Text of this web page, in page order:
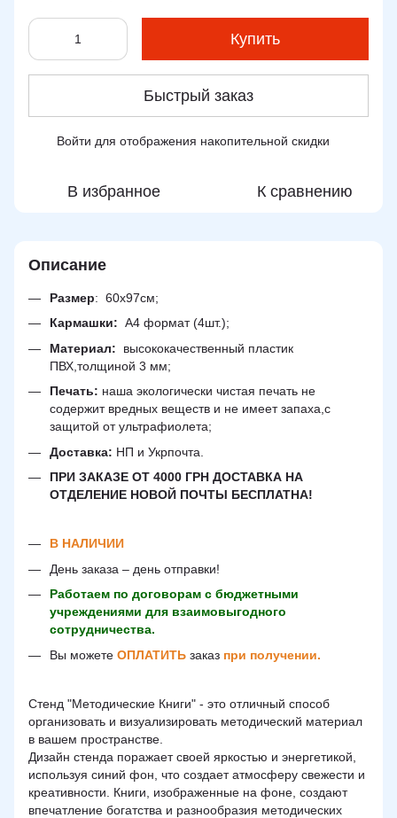
Купить
Быстрый заказ
Войти для отображения накопительной скидки
В избранное К сравнению
Описание
Размер: 60х97см;
Кармашки: А4 формат (4шт.);
Материал:
высококачественный пластик
ПВХ,толщиной 3 мм;
Печать: наша экологически чистая печать не
содержит вредных веществ и не имеет запаха,с
защитой от ультрафиолета;
Доставка: НП и Укрпочта.
ПРИ ЗАКАЗЕ ОТ 4000 ГРН ДОСТАВКА НА
ОТДЕЛЕНИЕ НОВОЙ ПОЧТЫ БЕСПЛАТНА!
В НАЛИЧИИ
День заказа – день отправки!
Работаем по договорам с бюджетными
учреждениями для взаимовыгодного
сотрудничества.
Вы можете ОПЛАТИТЬ заказ при получении.
Стенд "Методические Книги" - это отличный способ
организовать и визуализировать методический материал
в вашем пространстве.
Дизайн стенда поражает своей яркостью и энергетикой,
используя синий фон, что создает атмосферу свежести и
креативности. Книги, изображенные на фоне, создают
впечатление богатства и разнообразия методических